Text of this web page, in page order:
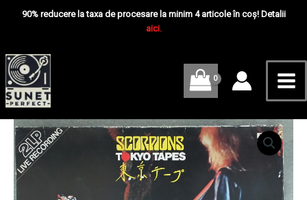
90% reducere la taxa de procesare la minim 4 articole în coș! Detalii
aici.
Cantitate
Scorpions
‎–
Tokyo
Tapes
Disc
Disc